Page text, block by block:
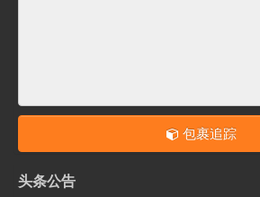
包裹追踪
头条公告